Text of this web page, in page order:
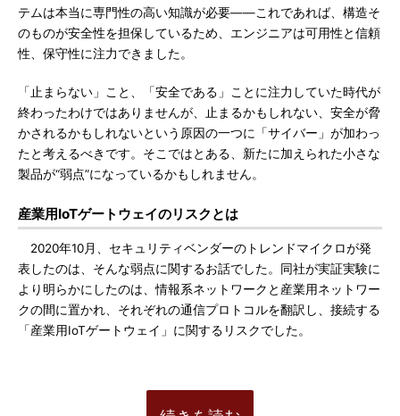
テムは本当に専門性の高い知識が必要――これであれば、構造そ
のものが安全性を担保しているため、エンジニアは可用性と信頼
性、保守性に注力できました。
「止まらない」こと、「安全である」ことに注力していた時代が
終わったわけではありませんが、止まるかもしれない、安全が脅
かされるかもしれないという原因の一つに「サイバー」が加わっ
たと考えるべきです。そこではとある、新たに加えられた小さな
製品が“弱点”になっているかもしれません。
産業用IoTゲートウェイのリスクとは
2020年10月、セキュリティベンダーのトレンドマイクロが発
表したのは、そんな弱点に関するお話でした。同社が実証実験に
より明らかにしたのは、情報系ネットワークと産業用ネットワー
クの間に置かれ、それぞれの通信プロトコルを翻訳し、接続する
「産業用IoTゲートウェイ」に関するリスクでした。